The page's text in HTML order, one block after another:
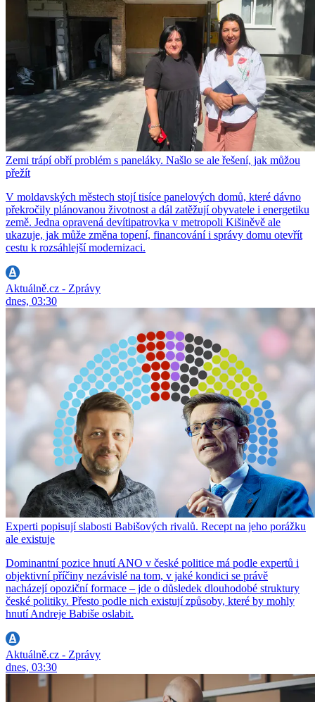
Zemi trápí obří problém s paneláky. Našlo se ale řešení, jak můžou
přežít
V moldavských městech stojí tisíce panelových domů, které dávno
překročily plánovanou životnost a dál zatěžují obyvatele i energetiku
země. Jedna opravená devítipatrovka v metropoli Kišiněvě ale
ukazuje, jak může změna topení, financování i správy domu otevřít
cestu k rozsáhlejší modernizaci.
Aktuálně.cz - Zprávy
dnes, 03:30
Experti popisují slabosti Babišových rivalů. Recept na jeho porážku
ale existuje
Dominantní pozice hnutí ANO v české politice má podle expertů i
objektivní příčiny nezávislé na tom, v jaké kondici se právě
nacházejí opoziční formace – jde o důsledek dlouhodobé struktury
české politiky. Přesto podle nich existují způsoby, které by mohly
hnutí Andreje Babiše oslabit.
Aktuálně.cz - Zprávy
dnes, 03:30